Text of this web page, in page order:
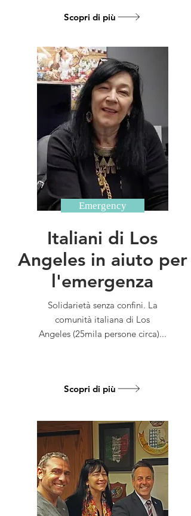
Scopri di più
Emergency
Italiani di Los
Angeles in aiuto per
l'emergenza
Solidarietà senza confini. La
comunità italiana di Los
Angeles (25mila persone circa)...
Scopri di più